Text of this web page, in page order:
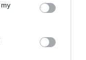
στο